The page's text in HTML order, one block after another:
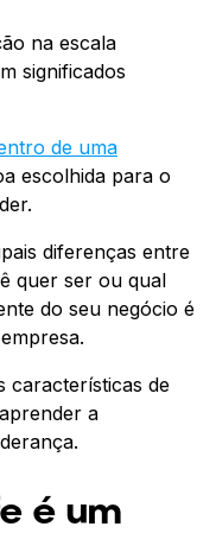
na escala
significados
de uma
escolhida para o
diferenças entre
quer ser ou qual
do seu negócio é
características de
a
é um